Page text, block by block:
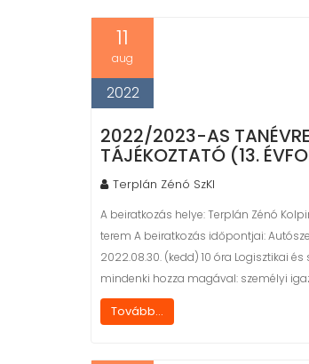
11
aug
2022
2022/2023-AS TANÉVRE
TÁJÉKOZTATÓ (13.
Terplán Zénó SzKI
A beiratkozás helye: Terplán Zénó
terem A beiratkozás időpontjai:
2022.08.30. (kedd) 10 óra Logisztikai
mindenki hozza magával: személyi
Tovább...